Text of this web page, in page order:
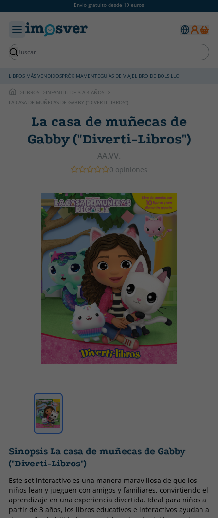
Envío gratuito desde 19 euros
LIBROS MÁS VENDIDOSPRÓXIMAMENTEGUÍAS DE VIAJELIBRO DE BOLSILLO
LIBROS
INFANTIL: DE 3 A 4 AÑOS
LA CASA DE MUÑECAS DE GABBY ("DIVERTI-LIBROS")
La casa de muñecas de
Gabby ("Diverti-Libros")
AA.VV.
0 opiniones
Sinopsis La casa de muñecas de Gabby
("Diverti-Libros")
Este set interactivo es una manera maravillosa de que los
niños lean y jueguen con amigos y familiares, convirtiendo el
aprendizaje en una experiencia divertida. Ideal para niños a
partir de 3 años, los libros educativos e interactivos ayudan a